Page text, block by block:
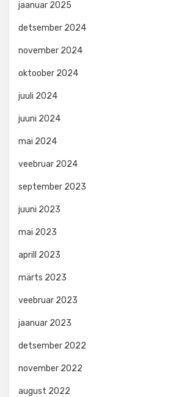
jaanuar 2025
detsember 2024
november 2024
oktoober 2024
juuli 2024
juuni 2024
mai 2024
veebruar 2024
september 2023
juuni 2023
mai 2023
aprill 2023
märts 2023
veebruar 2023
jaanuar 2023
detsember 2022
november 2022
august 2022